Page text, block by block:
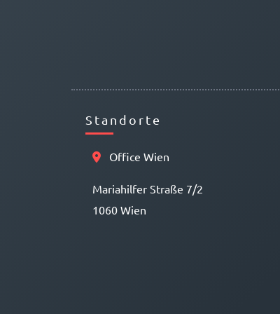
Standorte
Office Wien
Mariahilfer Straße 7/2
1060 Wien